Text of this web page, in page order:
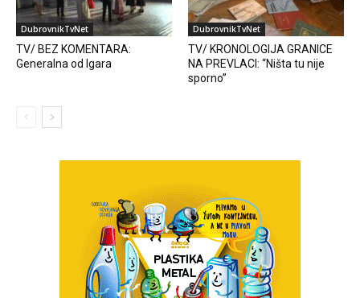
DubrovnikTvNet
TV/ BEZ KOMENTARA:
Generalna od Igara
DubrovnikTvNet
TV/ KRONOLOGIJA GRANICE
NA PREVLACI: “Ništa tu nije
sporno”